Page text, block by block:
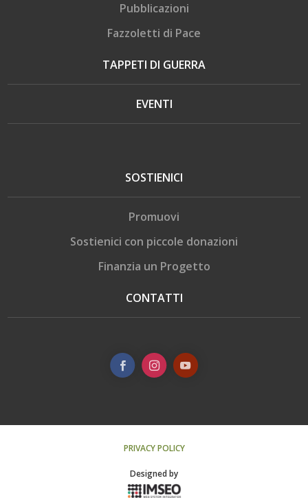
Pubblicazioni
Fazzoletti di Pace
TAPPETI DI GUERRA
EVENTI
SOSTIENICI
Promuovi
Sostienici con piccole donazioni
Finanzia un Progetto
CONTATTI
PRIVACY POLICY
Designed by